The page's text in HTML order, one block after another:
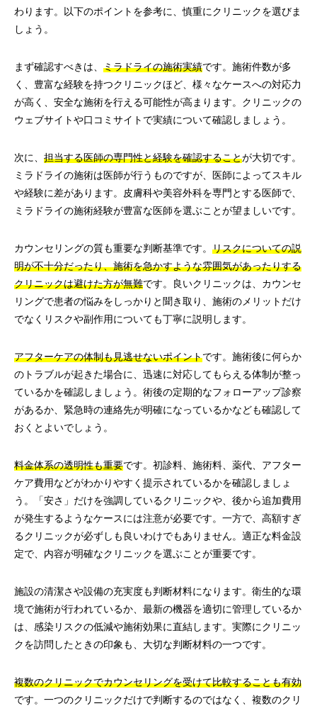
わります。以下のポイントを参考に、慎重にクリニックを選びま
しょう。
まず確認すべきは、 ミラドライの施術実績です。施術件数が多
く、豊富な経験を持つクリニックほど、様々なケースへの対応力
が高く、安全な施術を行える可能性が高まります。クリニックの
ウェブサイトや口コミサイトで実績について確認しましょう。
次に、 担当する医師の専門性と経験を確認することが大切です。
ミラドライの施術は医師が行うものですが、医師によってスキル
や経験に差があります。皮膚科や美容外科を専門とする医師で、
ミラドライの施術経験が豊富な医師を選ぶことが望ましいです。
カウンセリングの質も重要な判断基準です。 リスクについての説
明が不十分だったり、施術を急かすような雰囲気があったりする
クリニックは避けた方が無難です。良いクリニックは、カウンセ
リングで患者の悩みをしっかりと聞き取り、施術のメリットだけ
でなくリスクや副作用についても丁寧に説明します。
アフターケアの体制も見逃せないポイントです。施術後に何らか
のトラブルが起きた場合に、迅速に対応してもらえる体制が整っ
ているかを確認しましょう。術後の定期的なフォローアップ診察
があるか、緊急時の連絡先が明確になっているかなども確認して
おくとよいでしょう。
料金体系の透明性も重要です。初診料、施術料、薬代、アフター
ケア費用などがわかりやすく提示されているかを確認しましょ
う。「安さ」だけを強調しているクリニックや、後から追加費用
が発生するようなケースには注意が必要です。一方で、高額すぎ
るクリニックが必ずしも良いわけでもありません。適正な料金設
定で、内容が明確なクリニックを選ぶことが重要です。
施設の清潔さや設備の充実度も判断材料になります。衛生的な環
境で施術が行われているか、最新の機器を適切に管理しているか
は、感染リスクの低減や施術効果に直結します。実際にクリニッ
クを訪問したときの印象も、大切な判断材料の一つです。
複数のクリニックでカウンセリングを受けて比較することも有効
です。一つのクリニックだけで判断するのではなく、複数のクリ